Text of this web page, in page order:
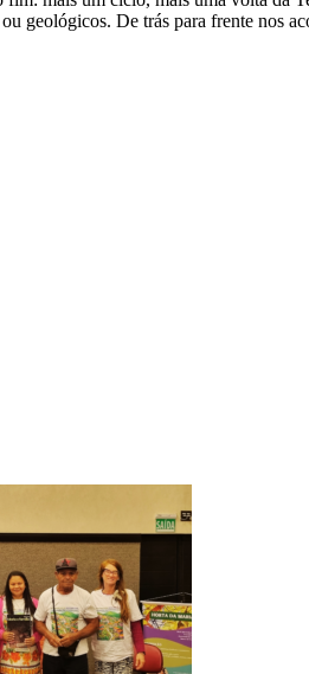
geológicos. De trás para frente nos